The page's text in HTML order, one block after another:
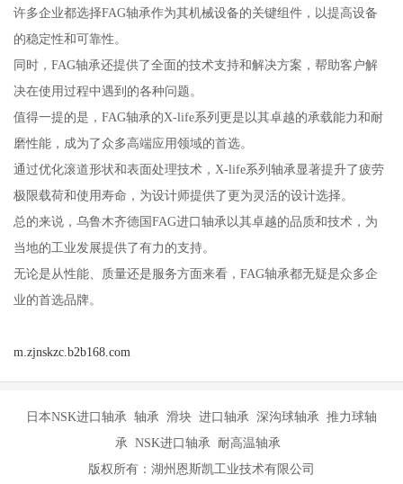
许多企业都选择FAG轴承作为其机械设备的关键组件，以提高设备
的稳定性和可靠性。
同时，FAG轴承还提供了全面的技术支持和解决方案，帮助客户解
决在使用过程中遇到的各种问题。
值得一提的是，FAG轴承的X-life系列更是以其卓越的承载能力和耐
磨性能，成为了众多高端应用领域的首选。
通过优化滚道形状和表面处理技术，X-life系列轴承显著提升了疲劳
极限载荷和使用寿命，为设计师提供了更为灵活的设计选择。
总的来说，乌鲁木齐德国FAG进口轴承以其卓越的品质和技术，为
当地的工业发展提供了有力的支持。
无论是从性能、质量还是服务方面来看，FAG轴承都无疑是众多企
业的首选品牌。
m.zjnskzc.b2b168.com
日本NSK进口轴承 轴承 滑块 进口轴承 深沟球轴承 推力球轴
承 NSK进口轴承 耐高温轴承
版权所有：湖州恩斯凯工业技术有限公司